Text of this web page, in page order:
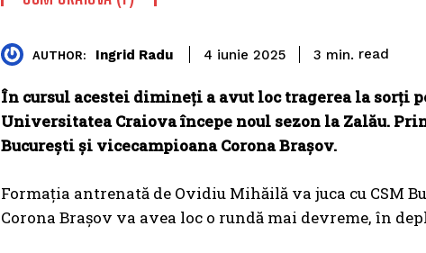
AUTHOR: Ingrid Radu 4 iunie 2025 3 min. read
În cursul acestei dimineți a avut loc tragerea la sorți
Universitatea Craiova începe noul sezon la Zalău.
București și vicecampioana Corona Brașov.
Formația antrenată de Ovidiu Mihăilă va juca cu CSM
Corona Brașov va avea loc o rundă mai devreme, în